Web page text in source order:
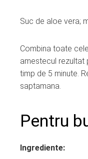
Suc de aloe vera;
Combina toate
amestecul rezultat
timp de 5 minute.
saptamana.
Pentru
Ingrediente: